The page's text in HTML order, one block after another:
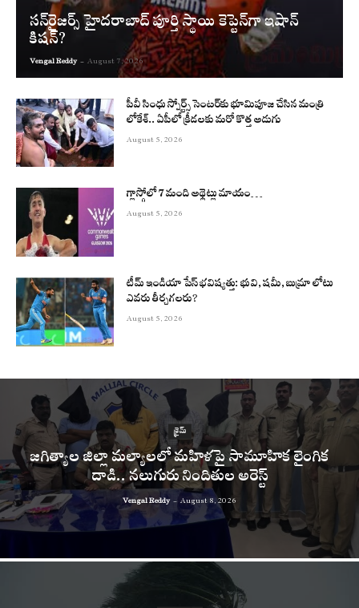
సన్‌రైజర్స్ హైదరాబాద్ పూర్తి స్థాయి కెప్టెన్‌గా ఇషాన్
కిషన్?
Vengal Reddy - August 7, 2026
పీవీ సింధు స్పోర్ట్స్ సెంటర్‌కు భూమిపూజ చేసిన మంత్రి
లోకేశ్.. ఏపీలో క్రీడలకు మరో కొత్త అడుగు
August 5, 2026
గ్లాస్గోలో 7 మంది అథ్లెట్లు మాయం…
August 5, 2026
టీమ్ ఇండియా పేస్ భవిష్యత్తు: భువి, షమీ, బుమ్రా లోటు
ఎవరు తీర్చగలరు?
August 5, 2026
క్రైమ్
జగిత్యాల జిల్లా మల్యాలలో మహిళపై సామూహిక లైంగిక
దాడి.. నలుగురు నిందితుల అరెస్ట్
Vengal Reddy - August 8, 2026